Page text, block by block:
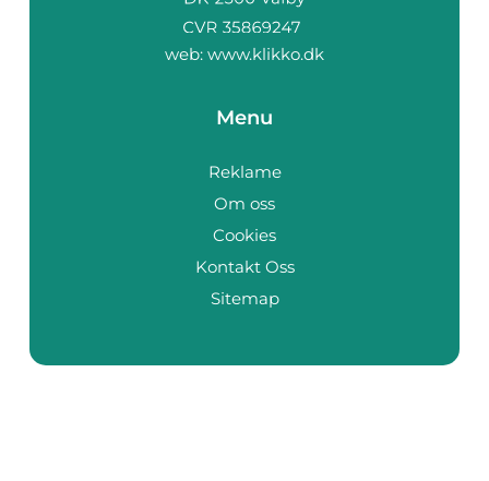
web: www.klikko.dk
Menu
Reklame
Om oss
Cookies
Kontakt Oss
Sitemap